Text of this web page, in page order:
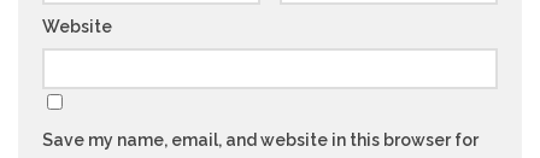
Website
Save my name, email, and website in this browser for